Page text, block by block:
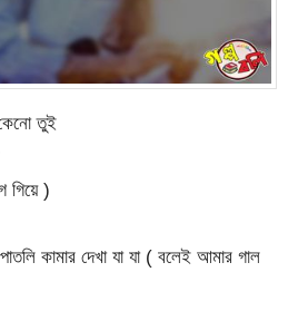
তুই
গিয়ে )
কামার দেখা যা যা ( বলেই আমার গাল